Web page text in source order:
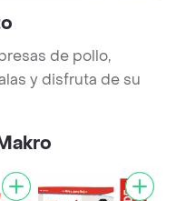
de pollo,
y disfruta de su